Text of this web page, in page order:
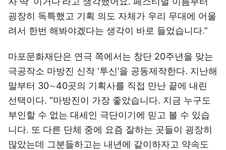
굉장히 독특했고 기획 의도 자체가 우리 무대에 어울
려서 한번 해봐야겠다는 생각이 바로 들었습니다.”
마포문화재단은 연극 쪽에서는 창단 20주년을 맞는
극공작소 마방진 신작 ‘투신’을 공동제작한다. 지난해
말부터 30∼40곳의 기획사를 직접 만난 끝에 내린
선택이다. “마방진이 가장 좋았습니다. 지금 누구도
부인할 수 없는 대세인 극단이기에 믿고 볼 수 있습
니다. 또 다른 단체 중에 요즘 잘하는 곳들이 굉장히
많았는데 그분들하고는 내년에 같이하자고 약속도